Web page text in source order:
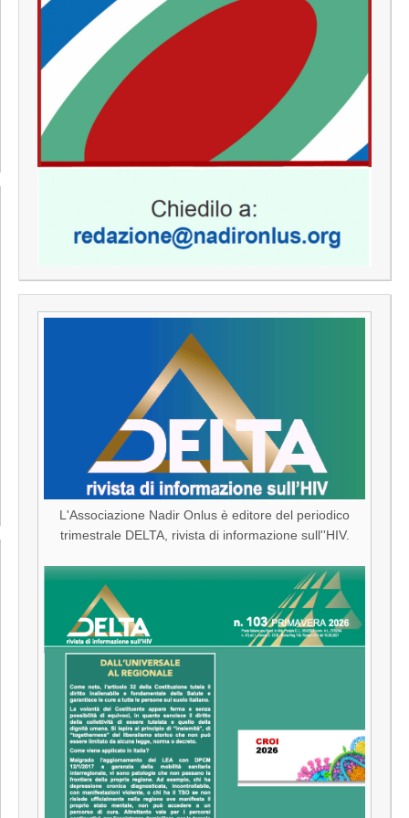
L'Associazione Nadir Onlus è editore del periodico
trimestrale DELTA, rivista di informazione sull''HIV.